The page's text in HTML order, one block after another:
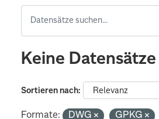
Keine
Sortieren nach
Formate: DWG GPKG